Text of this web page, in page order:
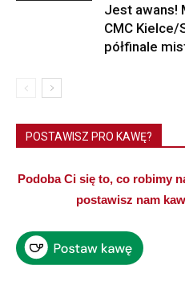
Jest awans!
CMC Kielce/
półfinale
POSTAWISZ PRO KAWĘ?
Podoba Ci się to, co robimy
postawisz nam